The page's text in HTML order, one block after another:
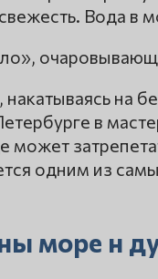
Вода в
на
в
одним из
море н